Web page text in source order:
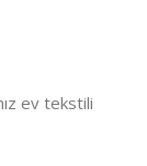
ev tekstili